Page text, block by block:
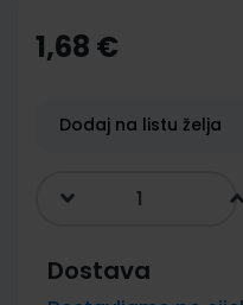
the
beginning
gallery
1,68 €
Dodaj na listu želja
Dostava